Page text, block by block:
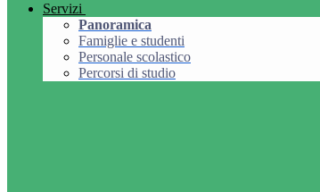
Servizi
Panoramica
Famiglie e studenti
Personale scolastico
Percorsi di studio